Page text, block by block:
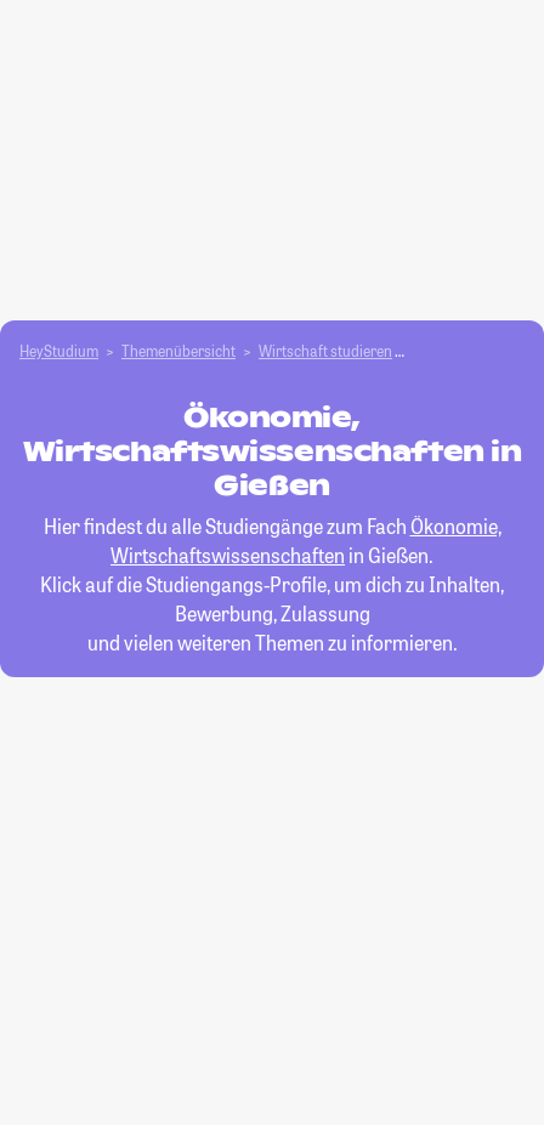
HeyStudium Themenübersicht Wirtschaft studieren
Ökonomie,
Wirtschaftswissenschaften in
Gießen
Hier findest du alle Studiengänge zum Fach Ökonomie,
Wirtschaftswissenschaften in Gießen.
Klick auf die Studiengangs-Profile, um dich zu Inhalten,
Bewerbung, Zulassung
und vielen weiteren Themen zu informieren.